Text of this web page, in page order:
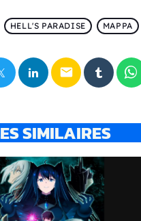
HELL'S PARADISE MAPPA
email
SIMILAIRES